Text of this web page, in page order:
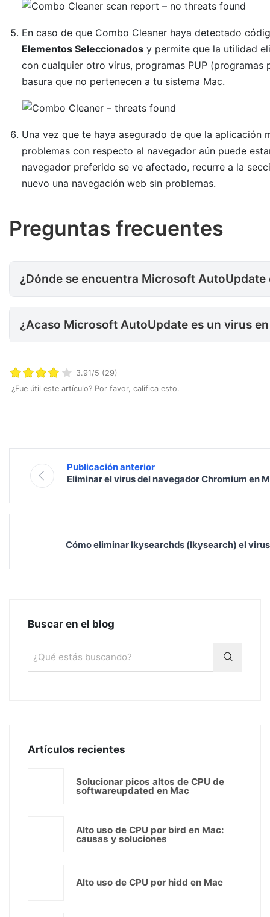
En caso de que Combo Cleaner haya detectado
Elementos Seleccionados y permite que la utilidad
con cualquier otro virus, programas PUP
basura que no pertenecen a tu sistema Mac.
Una vez que te haya asegurado de que la aplicación
problemas con respecto al navegador aún puede
navegador preferido se ve afectado, recurre a la
nuevo una navegación web sin problemas.
Preguntas frecuentes
¿Dónde se encuentra Microsoft AutoUpdate
¿Acaso Microsoft
¿Acaso Microsoft AutoUpdate es un virus
3.91/5 (29)
¿Fue útil este artículo? Por favor, califica esto.
Publicación anterior
Eliminar el virus del navegador Chromium en
Cómo eliminar lkysearchds (lkysearch) el
Buscar en el blog
Artículos recientes
Solucionar picos altos de CPU de
softwareupdated en Mac
Alto uso de CPU por bird en Mac:
causas y soluciones
Alto uso de CPU por hidd en Mac